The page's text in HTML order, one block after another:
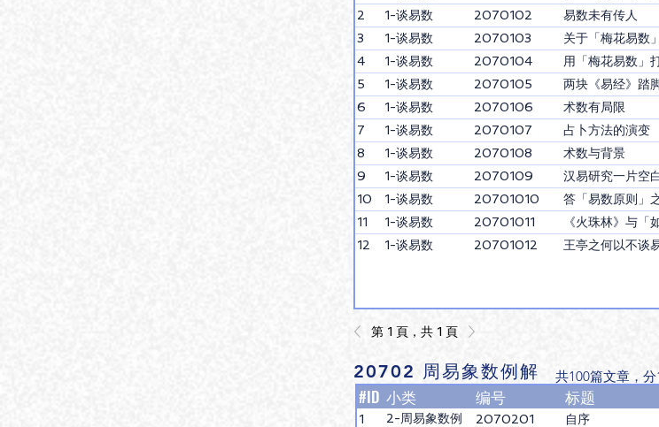
2
1-谈易数 2070102
易数未有传人
3
1-谈易数 2070103
关于「梅花易数」
4
1-谈易数 2070104
用「梅花易数」
5
1-谈易数 2070105
两块《易经》踏
6
1-谈易数 2070106
术数有局限
7
1-谈易数 2070107
占卜方法的演变
8
1-谈易数 2070108
术数与背景
9
1-谈易数 2070109
汉易研究一片空
10
1-谈易数 20701010
答「易数原则」
11
1-谈易数 20701011
《火珠林》与「
12
1-谈易数 20701012 王亭之何以不谈
第 1 頁，共 1 頁
20702 周易象数例解 共100篇文章，
#ID 小类 编号 标题
1
2-周易象数例
2070201
自序